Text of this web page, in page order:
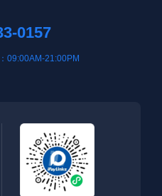
0157
09:00AM-21:00PM